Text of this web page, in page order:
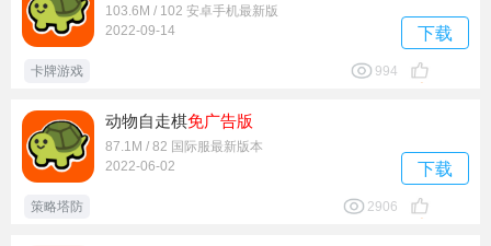
103.6M / 102 安卓手机最新版
2022-09-14
下载
卡牌游戏 994
动物自走棋免广告版
87.1M / 82 国际服最新版本
2022-06-02
下载
策略塔防 2906